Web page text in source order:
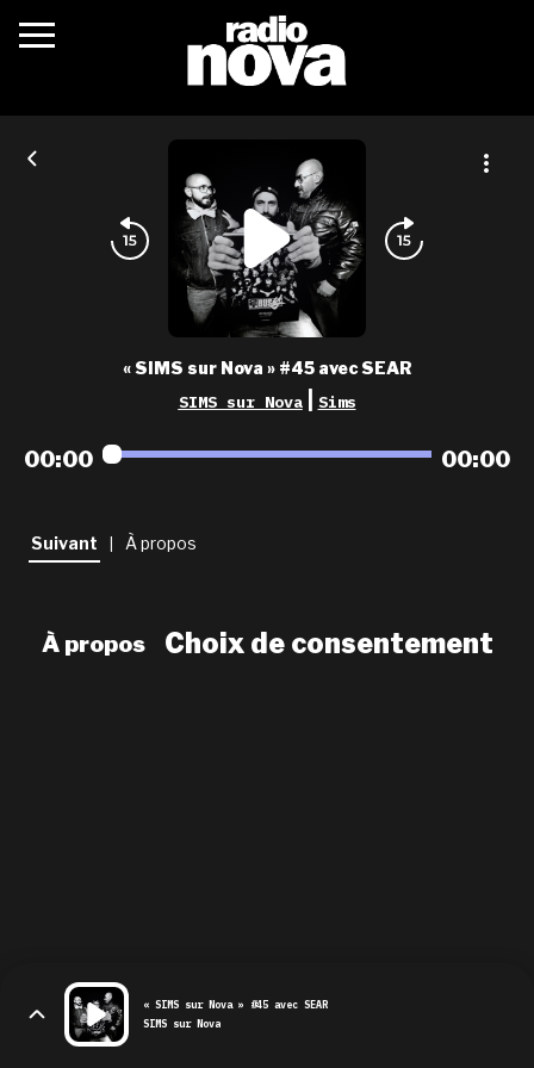
c’était quoi ?
actualités
podcasts
fréquences
nova aime
playlists
newsletter
« SIMS sur Nova » #45 avec SEAR
SIMS sur Nova Sims
00:00 00:00
Suivant À propos
À propos Choix de consentement
« SIMS sur Nova » #45 avec SEAR
SIMS sur Nova